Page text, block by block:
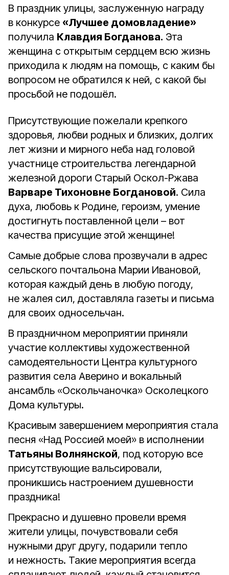
В праздник улицы, заслуженную награду
в конкурсе «Лучшее домовладение»
получила Клавдия Богданова. Эта
женщина с открытым сердцем всю жизнь
приходила к людям на помощь, с каким бы
вопросом не обратился к ней, с какой бы
просьбой не подошёл.
Присутствующие пожелали крепкого
здоровья, любви родных и близких, долгих
лет жизни и мирного неба над головой
участнице строительства легендарной
железной дороги Старый Оскол-Ржава
Варваре Тихоновне Богдановой. Сила
духа, любовь к Родине, героизм, умение
достигнуть поставленной цели – вот
качества присущие этой женщине!
Самые добрые слова прозвучали в адрес
сельского почтальона Марии Ивановой,
которая каждый день в любую погоду,
не жалея сил, доставляла газеты и письма
для своих односельчан.
В праздничном мероприятии приняли
участие коллективы художественной
самодеятельности Центра культурного
развития села Аверино и вокальный
ансамбль «Оскольчаночка» Осколецкого
Дома культуры.
Красивым завершением мероприятия стала
песня «Над Россией моей» в исполнении
Татьяны Волнянской, под которую все
присутствующие вальсировали,
проникшись настроением душевности
праздника!
Прекрасно и душевно провели время
жители улицы, почувствовали себя
нужными друг другу, подарили тепло
и нежность. Такие мероприятия всегда